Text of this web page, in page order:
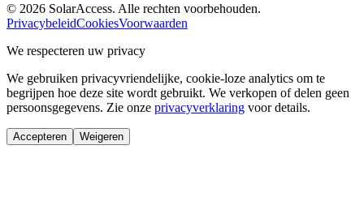
© 2026 SolarAccess. Alle rechten voorbehouden.
PrivacybeleidCookiesVoorwaarden
We respecteren uw privacy
We gebruiken privacyvriendelijke, cookie-loze analytics om te
begrijpen hoe deze site wordt gebruikt. We verkopen of delen geen
persoonsgegevens. Zie onze privacyverklaring voor details.
Accepteren Weigeren